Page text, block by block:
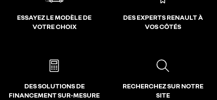
ESSAYEZ LE MODÈLE DE
VOTRE CHOIX
DES EXPERTS RENAULT À
VOS CÔTÉS
DES SOLUTIONS DE
FINANCEMENT SUR-MESURE
RECHERCHEZ SUR NOTRE
SITE